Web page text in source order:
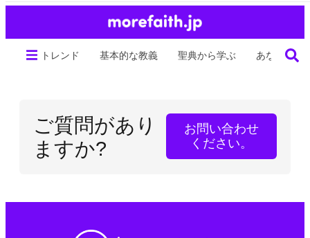
トレンド 基本的な教義 聖典から学ぶ あなたの生
ご質問があり
ますか?
お問い合わせ
ください。